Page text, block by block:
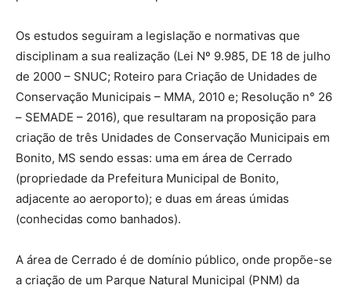
Os estudos seguiram a legislação e normativas que
disciplinam a sua realização (Lei Nº 9.985, DE 18 de julho
de 2000 – SNUC; Roteiro para Criação de Unidades de
Conservação Municipais – MMA, 2010 e; Resolução n° 26
– SEMADE – 2016), que resultaram na proposição para
criação de três Unidades de Conservação Municipais em
Bonito, MS sendo essas: uma em área de Cerrado
(propriedade da Prefeitura Municipal de Bonito,
adjacente ao aeroporto); e duas em áreas úmidas
(conhecidas como banhados).
A área de Cerrado é de domínio público, onde propõe-se
a criação de um Parque Natural Municipal (PNM) da